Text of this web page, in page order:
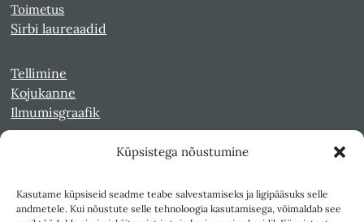
Küpsistega nõustumine
Kasutame küpsiseid seadme teabe salvestamiseks ja ligipääsuks selle
andmetele. Kui nõustute selle tehnoloogia kasutamisega, võimaldab see
Toimetus
Sirbi laureaadid
Tellimine
Kojukanne
Ilmumisgraafik
Kultuurileht 1994-1997
Reede 1989-1990